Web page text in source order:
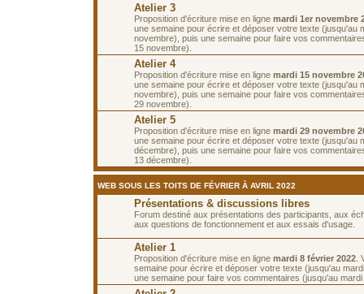
Atelier 3
Proposition d'écriture mise en ligne mardi 1er novembre
une semaine pour écrire et déposer votre texte (jusqu'au
novembre), puis une semaine pour faire vos
15 novembre).
Atelier 4
Proposition d'écriture mise en ligne mardi 15 novembre
une semaine pour écrire et déposer votre texte (jusqu'au
novembre), puis une semaine pour faire vos
29 novembre).
Atelier 5
Proposition d'écriture mise en ligne mardi 29 novembre
une semaine pour écrire et déposer votre texte (jusqu'au
décembre), puis une semaine pour faire vos
13 décembre).
WEB SOUS LES TOITS DE FÉVRIER À AVRIL 2022
Présentations & discussions libres
Forum destiné aux présentations des participants, aux
aux questions de fonctionnement et aux essais d'usage.
Atelier 1
Proposition d'écriture mise en ligne mardi 8 février 2022
semaine pour écrire et déposer votre texte (jusqu'au
une semaine pour faire vos commentaires (jusqu'au